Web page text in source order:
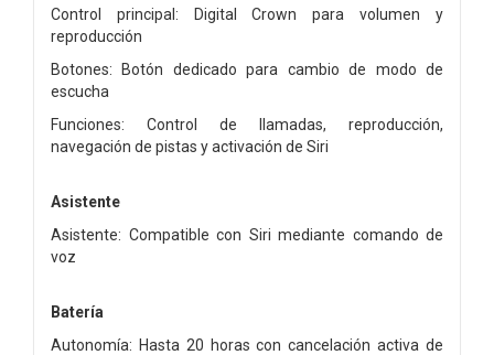
Control principal: Digital Crown para volumen y
reproducción
Botones: Botón dedicado para cambio de modo de
escucha
Funciones: Control de llamadas, reproducción,
navegación de pistas y activación de Siri
Asistente
Asistente: Compatible con Siri mediante comando de
voz
Batería
Autonomía: Hasta 20 horas con cancelación activa de